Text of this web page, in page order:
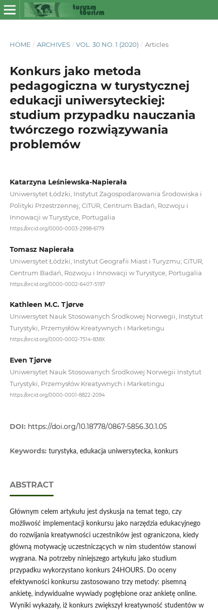
HOME / ARCHIVES / VOL. 30 NO. 1 (2020) / Articles
Konkurs jako metoda
pedagogiczna w turystycznej
edukacji uniwersyteckiej:
studium przypadku nauczania
twórczego rozwiązywania
problemów
Katarzyna Leśniewska-Napierała
Uniwersytet Łódzki, Instytut Zagospodarowania Środowiska i
Polityki Przestrzennej; CiTUR, Centrum Badań, Rozwoju i
Innowacji w Turystyce, Portugalia
https://orcid.org/0000-0003-2998-6179
Tomasz Napierała
Uniwersytet Łódzki, Instytut Geografii Miast i Turyzmu; CiTUR,
Centrum Badań, Rozwoju i Innowacji w Turystyce, Portugalia
https://orcid.org/0000-0002-6407-5197
Kathleen M.C. Tjørve
Uniwersytet Nauk Stosowanych Środkowej Norwegii, Instytut
Turystyki, Przemysłów Kreatywnych i Marketingu
https://orcid.org/0000-0002-7514-838X
Even Tjørve
Uniwersytet Nauk Stosowanych Środkowej Norwegii Instytut
Turystyki, Przemysłów Kreatywnych i Marketingu
https://orcid.org/0000-0001-8822-2094
DOI: https://doi.org/10.18778/0867-5856.30.1.05
Keywords: turystyka, edukacja uniwersytecka, konkurs
ABSTRACT
Głównym celem artykułu jest dyskusja na temat tego, czy
możliwość implementacji konkursu jako narzędzia edukacyjnego
do rozwijania kreatywności uczestników jest ograniczona, kiedy
główną motywację uczestniczących w nim studentów stanowi
wygrana. Na potrzeby niniejszego artykułu jako studium
przypadku wykorzystano konkurs 24HOURS. Do oceny
efektywności konkursu zastosowano trzy metody: pisemną
ankietę, indywidualne wywiady pogłębione oraz ankietę online.
Wyniki wykazały, iż konkurs zwiększył kreatywność studentów w